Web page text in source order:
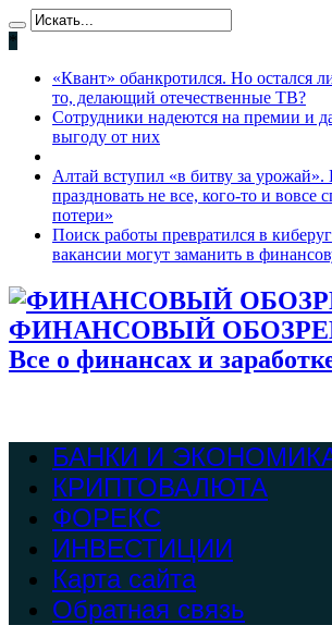
*
«Квант» обанкротился. Но остался
то, делающий отечественные ТВ?
Сотрудники надеются на премии и
выгоду от них
Алтай вступил «в битву за урожай».
праздновать не все, кого-то и вовсе
потери»
Поиск работы превратился в
вакансии могут заманить в
ФИНАНСОВЫЙ
Все о финансах и
БАНКИ И
КРИПТОВАЛЮТА
ФОРЕКС
ИНВЕСТИЦИИ
Карта сайта
Обратная связь